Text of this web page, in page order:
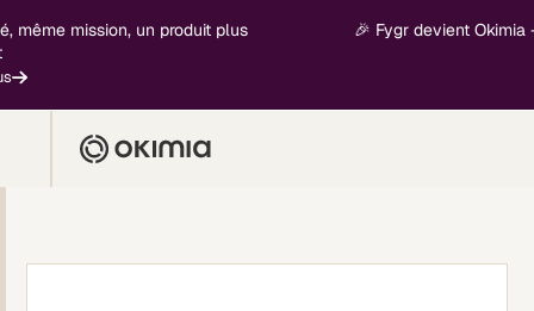
mission, un produit plus 🎉 Fygr devient Okimia -